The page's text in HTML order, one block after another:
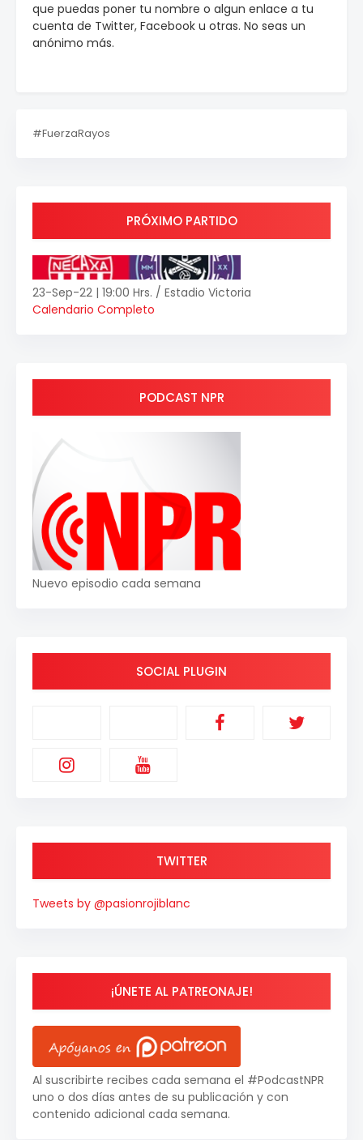
que puedas poner tu nombre o algun enlace a tu
cuenta de Twitter, Facebook u otras. No seas un
anónimo más.
#FuerzaRayos
PRÓXIMO PARTIDO
23-Sep-22 | 19:00 Hrs. / Estadio Victoria
Calendario Completo
PODCAST NPR
Nuevo episodio cada semana
SOCIAL PLUGIN
TWITTER
Tweets by @pasionrojiblanc
¡ÚNETE AL PATREONAJE!
Al suscribirte recibes cada semana el #PodcastNPR
uno o dos días antes de su publicación y con
contenido adicional cada semana.